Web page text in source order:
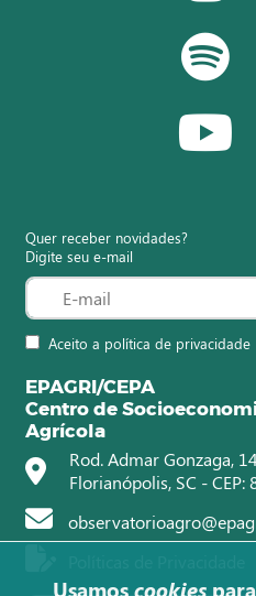
Quer receber novidades?
Digite seu e-mail
Aceito a política de privacidade
EPAGRI/CEPA
Centro de
Agrícola
Rod. Admar Gonzaga,
Florianópolis, SC - CEP:
Usamos cookies